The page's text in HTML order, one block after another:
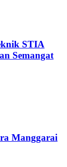
STIA
Semangat
Manggarai